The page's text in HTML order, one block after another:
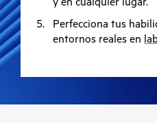
Perfecciona tus
entornos reales en